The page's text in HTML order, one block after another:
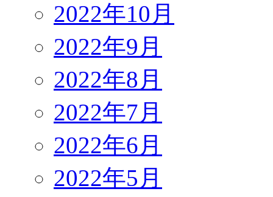
2022年10月
2022年9月
2022年8月
2022年7月
2022年6月
2022年5月